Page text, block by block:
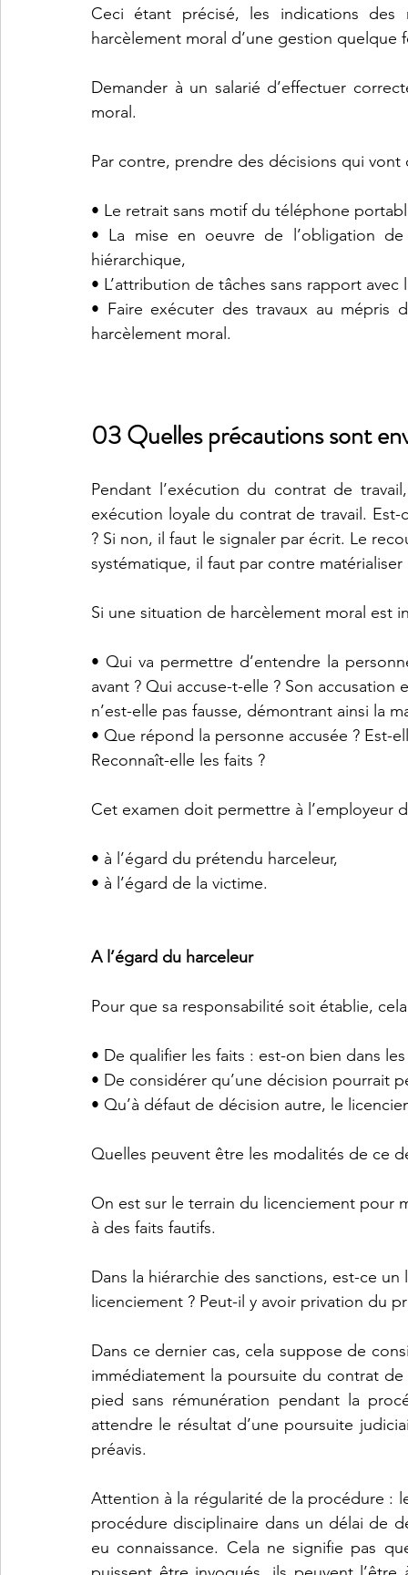
Ceci étant précisé, les indications
harcèlement moral d’une gestion
Demander à un salarié d’effectuer
moral.
Par contre, prendre des décisions qui
• Le retrait sans motif du téléphone
• La mise en oeuvre de l’obligation
hiérarchique,
• L’attribution de tâches sans rapport avec
• Faire exécuter des travaux au mépris
harcèlement moral.
03 Quelles précautions sont
Pendant l’exécution du contrat de
exécution loyale du contrat de travail.
? Si non, il faut le signaler par écrit. Le
systématique, il faut par contre matérialiser
Si une situation de harcèlement moral est
• Qui va permettre d’entendre la
avant ? Qui accuse-t-elle ? Son
n’est-elle pas fausse, démontrant ainsi la
• Que répond la personne accusée ? Est-
Reconnaît-elle les faits ?
Cet examen doit permettre à l’employeur
• à l’égard du prétendu harceleur,
• à l’égard de la victime.
A l’égard du harceleur
Pour que sa responsabilité soit établie,
• De qualifier les faits : est-on bien dans
• De considérer qu’une décision pourrait
• Qu’à défaut de décision autre, le
Quelles peuvent être les modalités de ce
On est sur le terrain du licenciement pour
à des faits fautifs.
Dans la hiérarchie des sanctions, est-ce
licenciement ? Peut-il y avoir privation du
Dans ce dernier cas, cela suppose de
immédiatement la poursuite du contrat
pied sans rémunération pendant la
attendre le résultat d’une poursuite
préavis.
Attention à la régularité de la procédure :
procédure disciplinaire dans un délai de
eu connaissance. Cela ne signifie pas